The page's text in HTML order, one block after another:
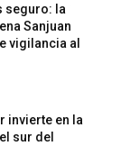
seguro: la
Sanjuan
vigilancia al
invierte en la
sur del